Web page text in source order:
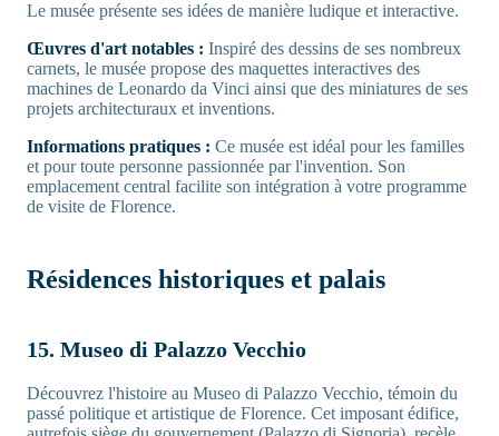
Le musée présente ses idées de manière ludique et interactive.
Œuvres d'art notables : Inspiré des dessins de ses nombreux
carnets, le musée propose des maquettes interactives des
machines de Leonardo da Vinci ainsi que des miniatures de ses
projets architecturaux et inventions.
Informations pratiques : Ce musée est idéal pour les familles
et pour toute personne passionnée par l'invention. Son
emplacement central facilite son intégration à votre programme
de visite de Florence.
Résidences historiques et palais
15. Museo di Palazzo Vecchio
Découvrez l'histoire au Museo di Palazzo Vecchio, témoin du
passé politique et artistique de Florence. Cet imposant édifice,